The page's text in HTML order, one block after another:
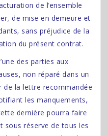
de l’ensemble
de mise en demeure et
sans préjudice de la
du présent contrat.
des parties aux
non réparé dans un
la lettre recommandée
les manquements,
dernière pourra faire
sous réserve de tous les